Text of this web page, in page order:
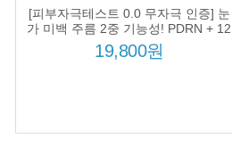
30ml 눈가 미백 주름 PDRN
5000ppm
[피부자극테스트 0.0 무자극 인증] 눈
가 미백 주름 2중 기능성! PDRN + 12
펩타이드 컴플렉스 처방!
19,800원